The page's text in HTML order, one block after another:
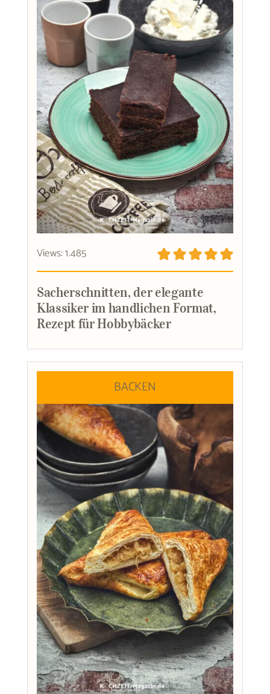
Views: 1.485
Sacherschnitten, der elegante
Klassiker im handlichen Format,
Rezept für Hobbybäcker
BACKEN